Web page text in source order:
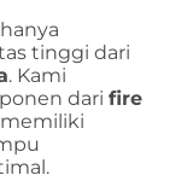
tinggi dari
. Kami
dari fire